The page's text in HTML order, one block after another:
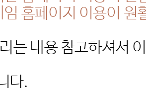
임 홈페이지 이용이 원
는 내용 참고하셔서
다.